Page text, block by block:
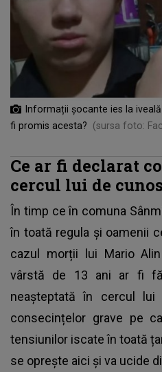
Informații șocante ies la
fi promis acesta?
(sursa foto:
Ce ar fi declarat
cercul lui de
În timp ce în comuna
în toată regula și oamenii
cazul morții lui Mario
vârstă de 13 ani ar fi
neașteptată în cercul
consecințelor grave pe
tensiunilor iscate în toată
se oprește aici și va ucide